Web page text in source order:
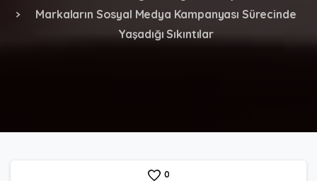
Markaların Sosyal Medya Kampanyası Sürecinde
Yaşadığı Sıkıntılar
0